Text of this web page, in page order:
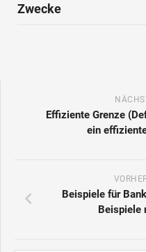
Zwecke
Effiziente Grenze
ein
Beispiele für
Beispiele